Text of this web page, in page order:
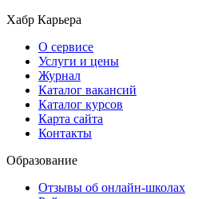
Хабр Карьера
О сервисе
Услуги и цены
Журнал
Каталог вакансий
Каталог курсов
Карта сайта
Контакты
Образование
Отзывы об онлайн-школах